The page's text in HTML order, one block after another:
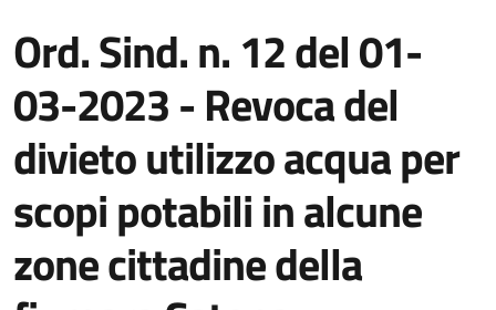
Ord. Sind. n. 12 del 01-
03-2023 - Revoca del
divieto utilizzo acqua per
scopi potabili in alcune
zone cittadine della